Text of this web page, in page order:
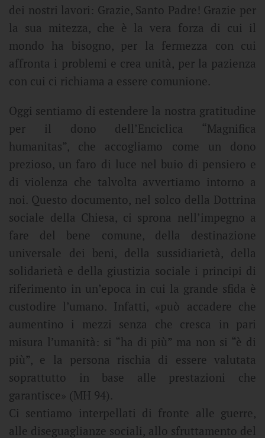
dei nostri lavori: Grazie, Santo Padre! Grazie per
la sua mitezza, che è la vera forza di cui il
mondo ha bisogno, per la fermezza con cui
affronta i problemi e crea unità, per la pazienza
con cui ci richiama a essere comunione.
Oggi sentiamo di estendere la nostra gratitudine
per il dono dell’Enciclica “Magnifica
humanitas”, che accogliamo come un dono
prezioso, un faro di luce nel buio di pensiero e
di violenza che talvolta avvertiamo intorno a
noi. Questo documento, nel solco della Dottrina
sociale della Chiesa, ci sprona nell’impegno a
fare del bene comune, della destinazione
universale dei beni, della sussidiarietà, della
solidarietà e della giustizia sociale i principi di
riferimento in un’epoca in cui la grande sfida è
custodire l’umano. Infatti, «può accadere che
aumentino i mezzi senza che cresca in pari
misura l’umanità: si “ha di più” ma non si “è di
più”, e la persona rischia di essere valutata
soprattutto in base alle prestazioni che
garantisce» (MH 94).
Ci sentiamo interpellati di fronte alle guerre,
alle diseguaglianze sociali, allo sfruttamento del